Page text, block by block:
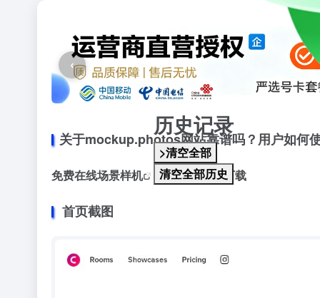
历史记录
>清空全部
清空全部历史
‹
关于mockup.photos网站靠谱吗？用户如何
免费在线场景样机 ，登录后可以下载
首页截图